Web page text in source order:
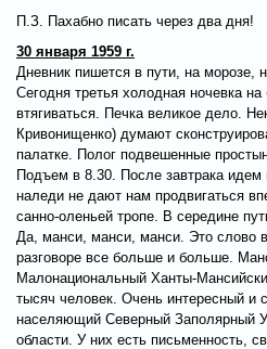
П.З. Пахабно писать через два дня!
30 января 1959 г.
Дневник пишется в пути, на морозе,
Сегодня третья холодная ночевка
втягиваться. Печка великое дело.
Кривонищенко) думают
палатке. Полог подвешенные
Подъем в 8.30. После завтрака идем
наледи не дают нам продвигаться
санно-оленьей тропе. В середине
Да, манси, манси, манси. Это слово
разговоре все больше и больше.
Малонациональный Ханты-
тысяч человек. Очень интересный и
населяющий Северный Заполярный
области. У них есть письменность,